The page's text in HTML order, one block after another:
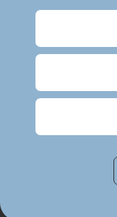
זהובים".
התלהבה ורצה לבעלה,
לו "קח סלסלה מלאה
פניו והתעצבן עליו, "מה
לחקות אחרים, כל מעשה